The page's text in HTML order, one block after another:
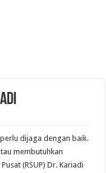
dijaga dengan baik.
membutuhkan
(RSUP) Dr. Kariadi